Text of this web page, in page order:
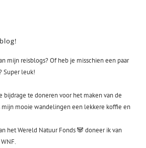
mijn reisblogs? Of heb je misschien een paar
Super leuk!
bijdrage te doneren voor het maken van de
mijn mooie wandelingen een lekkere koffie en
het Wereld Natuur Fonds 🐼 doneer ik van